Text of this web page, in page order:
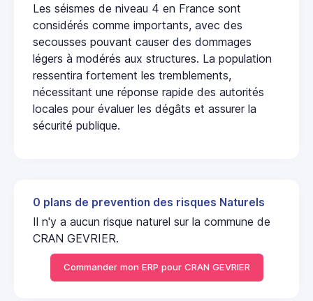
Les séismes de niveau 4 en France sont
considérés comme importants, avec des
secousses pouvant causer des dommages
légers à modérés aux structures. La population
ressentira fortement les tremblements,
nécessitant une réponse rapide des autorités
locales pour évaluer les dégâts et assurer la
sécurité publique.
0 plans de prevention des risques Naturels
Il n'y a aucun risque naturel sur la commune de
CRAN GEVRIER.
Commander mon ERP pour CRAN GEVRIER